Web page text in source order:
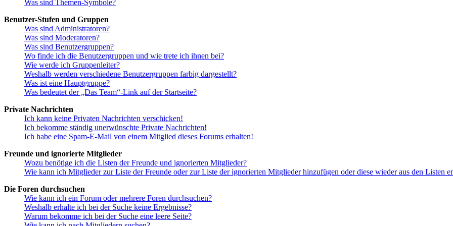
Was sind Themen-Symbole?
Benutzer-Stufen und Gruppen
Was sind Administratoren?
Was sind Moderatoren?
Was sind Benutzergruppen?
Wo finde ich die Benutzergruppen und wie trete ich ihnen bei?
Wie werde ich Gruppenleiter?
Weshalb werden verschiedene Benutzergruppen farbig dargestellt?
Was ist eine Hauptgruppe?
Was bedeutet der „Das Team“-Link auf der Startseite?
Private Nachrichten
Ich kann keine Privaten Nachrichten verschicken!
Ich bekomme ständig unerwünschte Private Nachrichten!
Ich habe eine Spam-E-Mail von einem Mitglied dieses Forums erhalten!
Freunde und ignorierte Mitglieder
Wozu benötige ich die Listen der Freunde und ignorierten Mitglieder?
Wie kann ich Mitglieder zur Liste der Freunde oder zur Liste der ignorierten Mitglieder hinzufügen oder diese wieder aus den Listen
Die Foren durchsuchen
Wie kann ich ein Forum oder mehrere Foren durchsuchen?
Weshalb erhalte ich bei der Suche keine Ergebnisse?
Warum bekomme ich bei der Suche eine leere Seite?